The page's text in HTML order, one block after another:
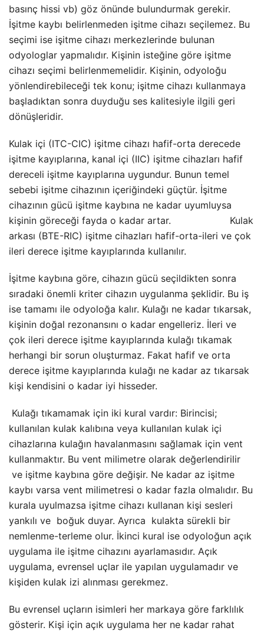
basınç hissi vb) göz önünde bulundurmak gerekir.
İşitme kaybı belirlenmeden işitme cihazı seçilemez. Bu
seçimi ise işitme cihazı merkezlerinde bulunan
odyologlar yapmalıdır. Kişinin isteğine göre işitme
cihazı seçimi belirlenmemelidir. Kişinin, odyoloğu
yönlendirebileceği tek konu; işitme cihazı kullanmaya
başladıktan sonra duyduğu ses kalitesiyle ilgili geri
dönüşleridir.
Kulak içi (ITC-CIC) işitme cihazı hafif-orta derecede
işitme kayıplarına, kanal içi (IIC) işitme cihazları hafif
dereceli işitme kayıplarına uygundur. Bunun temel
sebebi işitme cihazının içeriğindeki güçtür. İşitme
cihazının gücü işitme kaybına ne kadar uyumluysa
kişinin göreceği fayda o kadar artar. Kulak
arkası (BTE-RIC) işitme cihazları hafif-orta-ileri ve çok
ileri derece işitme kayıplarında kullanılır.
İşitme kaybına göre, cihazın gücü seçildikten sonra
sıradaki önemli kriter cihazın uygulanma şeklidir. Bu iş
ise tamamı ile odyoloğa kalır. Kulağı ne kadar tıkarsak,
kişinin doğal rezonansını o kadar engelleriz. İleri ve
çok ileri derece işitme kayıplarında kulağı tıkamak
herhangi bir sorun oluşturmaz. Fakat hafif ve orta
derece işitme kayıplarında kulağı ne kadar az tıkarsak
kişi kendisini o kadar iyi hisseder.
Kulağı tıkamamak için iki kural vardır: Birincisi;
kullanılan kulak kalıbına veya kullanılan kulak içi
cihazlarına kulağın havalanmasını sağlamak için vent
kullanmaktır. Bu vent milimetre olarak değerlendirilir
ve işitme kaybına göre değişir. Ne kadar az işitme
kaybı varsa vent milimetresi o kadar fazla olmalıdır. Bu
kurala uyulmazsa işitme cihazı kullanan kişi sesleri
yankılı ve boğuk duyar. Ayrıca kulakta sürekli bir
nemlenme-terleme olur. İkinci kural ise odyoloğun açık
uygulama ile işitme cihazını ayarlamasıdır. Açık
uygulama, evrensel uçlar ile yapılan uygulamadır ve
kişiden kulak izi alınması gerekmez.
Bu evrensel uçların isimleri her markaya göre farklılık
gösterir. Kişi için açık uygulama her ne kadar rahat